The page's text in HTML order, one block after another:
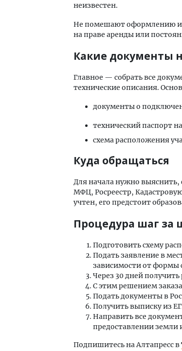
неизвестен.
Не помешают оформлению и
на праве аренды или
Какие документы
Главное — собрать все
технические описания.
документы о
технический паспорт
схема расположения
Куда обращаться
Для начала нужно выяснить,
МФЦ, Росреестр,
учтен, его предстоит
Процедура шаг за
Подготовить схему
Подать заявление в
зависимости от формы
Через 30 дней
С этим решением
Подать документы в
Получить выписку из
Направить все
предоставлении земли
Подпишитесь на Алтапресс в